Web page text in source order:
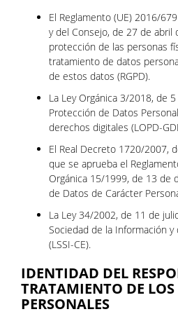
El Reglamento (UE) 2016/
y del Consejo, de 27 de abril
protección de las personas
tratamiento de datos
de estos datos (RGPD).
La Ley Orgánica 3/2018, de
Protección de Datos
derechos digitales (LOPD-
El Real Decreto 1720/2007,
que se aprueba el
Orgánica 15/1999, de 13 de
de Datos de Carácter
La Ley 34/2002, de 11 de
Sociedad de la Información
(LSSI-CE).
IDENTIDAD DEL
TRATAMIENTO DE
PERSONALES